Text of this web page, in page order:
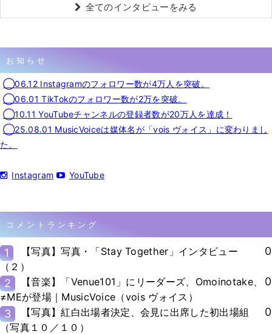
全てのインタビューをみる
お知らせ
◯06.12 Instagramのフォロワー数が4万人を突破。
◯06.01 TikTokのフォロワー数が2万を突破。
◯10.11 YouTubeチャンネルの登録者数が20万人を達成！
◯25.08.01 MusicVoiceは媒体名が「vois ヴォイス」に変わりまし
た。
Instagram YouTube
コメントランキング
1
【写真】写真・「Stay Together」インタビュー
（２）
0
2
【音楽】「Venue101」にリーダーズ、Omoinotake、
≠MEが登場｜MusicVoice（vois ヴォイス）
0
3
【写真】紅白出場者決定、会見に出席した初出場組
（写真１０／１０）
0